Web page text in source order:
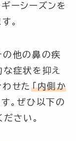
ーシーズンを
。
の他の鼻の疾
な症状を抑え
せた 「内側か
。ぜひ以下の
さい。